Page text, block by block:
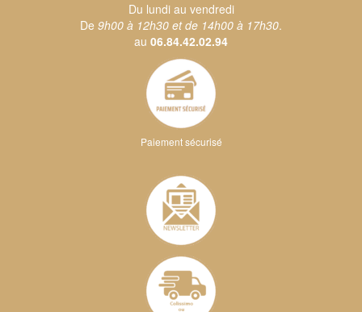
Du lundi au vendredi
De 9h00 à 12h30 et de 14h00 à 17h30.
au 06.84.42.02.94
Paiement sécurisé